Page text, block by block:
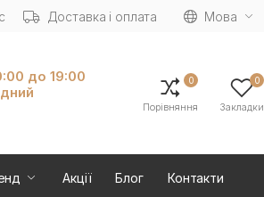
Доставка і оплата Мова
до 19:00
0
Порівняння
0
Закладки
Акції Блог Контакти